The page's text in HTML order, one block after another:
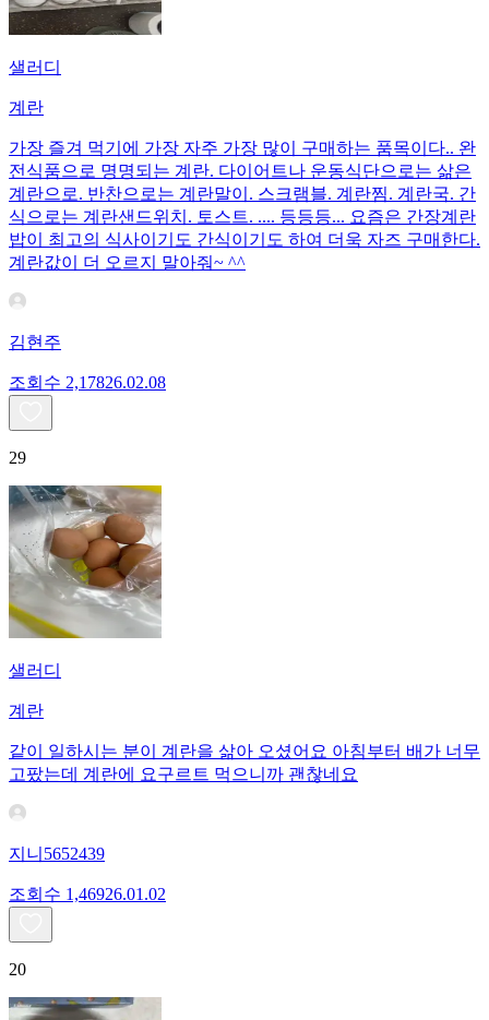
샐러디
계란
가장 즐겨 먹기에 가장 자주 가장 많이 구매하는 품목이다.. 완
전식품으로 명명되는 계란. 다이어트나 운동식단으로는 삶은
계란으로. 반찬으로는 계란말이. 스크램블. 계란찜. 계란국. 간
식으로는 계란샌드위치. 토스트. .... 등등등... 요즘은 간장계란
밥이 최고의 식사이기도 간식이기도 하여 더욱 자즈 구매한다.
계란값이 더 오르지 말아줘~ ^^
김현주
조회수 2,17826.02.08
29
샐러디
계란
같이 일하시는 분이 계란을 삶아 오셨어요 아침부터 배가 너무
고팠는데 계란에 요구르트 먹으니까 괜찮네요
지니5652439
조회수 1,46926.01.02
20